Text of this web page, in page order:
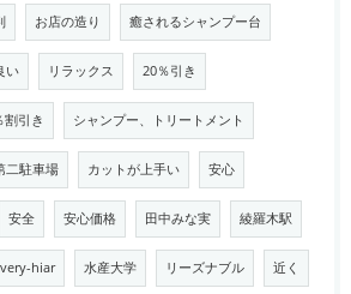
お店の造り 癒されるシャンプー台
い リラックス 20％引き
割引き シャンプー、トリートメント
二駐車場 カットが上手い 安心
安全 安心価格 田中みな実 綾羅木駅
hiar 水産大学 リーズナブル 近く